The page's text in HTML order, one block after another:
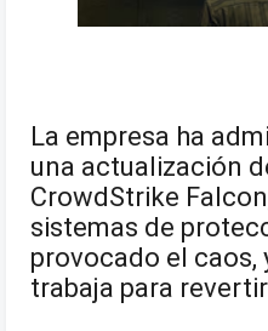
La empresa ha
una actualización
CrowdStrike
sistemas de
provocado el caos,
trabaja para